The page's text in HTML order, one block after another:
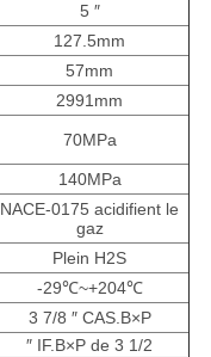
5 ″
127.5mm
57mm
2991mm
70MPa
140MPa
NACE-0175 acidifient le
gaz
Plein H2S
-29℃~+204℃
3 7/8 ″ CAS.B×P
″ IF.B×P de 3 1/2